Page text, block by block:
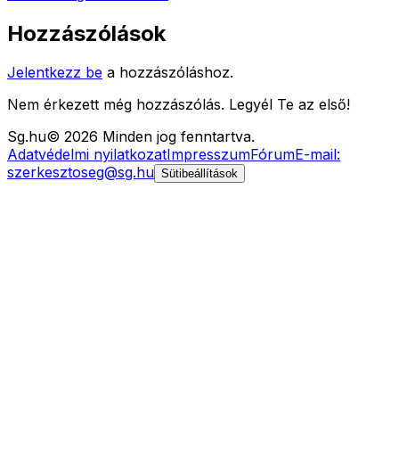
Hozzászólások
Jelentkezz be a hozzászóláshoz.
Nem érkezett még hozzászólás. Legyél Te az első!
Sg.hu© 2026 Minden jog fenntartva.
Adatvédelmi nyilatkozatImpresszumFórumE-mail:
szerkesztoseg@sg.hu Sütibeállítások